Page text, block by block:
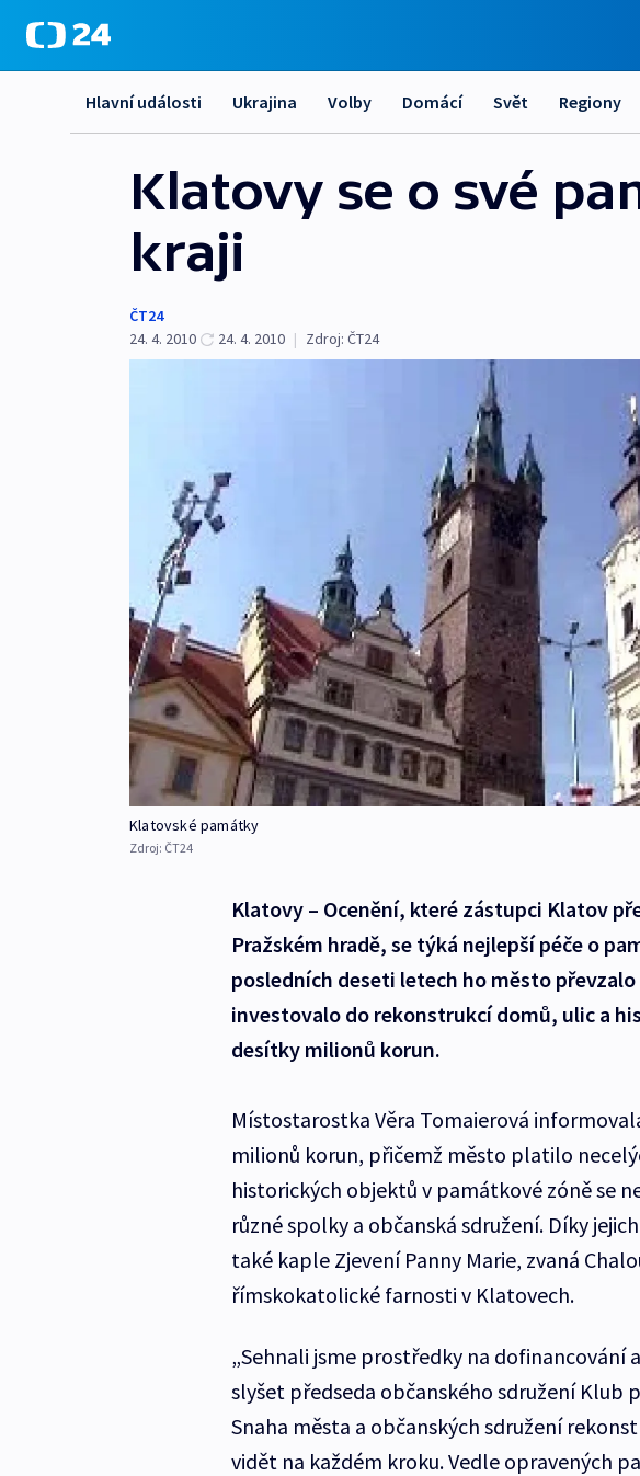
Hlavní události Ukrajina Volby Domácí Svět Regiony
Klatovy se o své
kraji
ČT24
24. 4. 2010
24. 4. 2010 | Zdroj: ČT24
Klatovské památky
Zdroj: ČT24
Klatovy – Ocenění, které zástupci Klatov
Pražském hradě, se týká nejlepší péče o
posledních deseti letech ho město
investovalo do rekonstrukcí domů, ulic a
desítky milionů korun.
Místostarostka Věra Tomaierová
milionů korun, přičemž město platilo
historických objektů v památkové zóně se
různé spolky a občanská sdružení. Díky
také kaple Zjevení Panny Marie, zvaná
římskokatolické farnosti v Klatovech.
„Sehnali jsme prostředky na dofinancování
slyšet předseda občanského sdružení Klub
Snaha města a občanských sdružení
vidět na každém kroku. Vedle opravených